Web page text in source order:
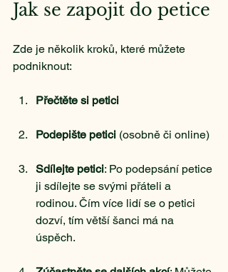
Jak se zapojit do petice
Zde je několik kroků, které můžete
podniknout:
Přečtěte si petici
Podepište petici (osobně či online)
Sdílejte petici: Po podepsání petice
ji sdílejte se svými přáteli a
rodinou. Čím více lidí se o petici
dozví, tím větší šanci má na
úspěch.